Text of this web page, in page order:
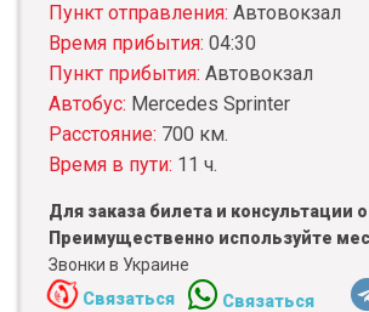
Пункт отправления: Автовокзал
Время прибытия: 04:30
Пункт прибытия: Автовокзал
Автобус: Mercedes Sprinter
Расстояние: 700 км.
Время в пути: 11 ч.
Для заказа билета и консультации
Преимущественно используйте
Звонки в Украине
Связаться
Связаться